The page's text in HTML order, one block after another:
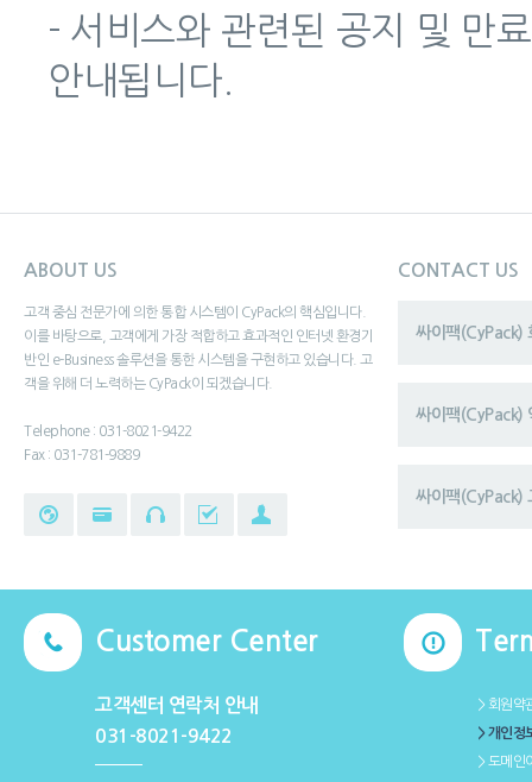
- 서비스와 관련된 공지 및 만
안내됩니다.
ABOUT US
고객 중심 전문가에 의한 통합 시스템이 CyPack의 핵심입니다.
이를 바탕으로, 고객에게 가장 적합하고 효과적인 인터넷 환경기
반인 e-Business 솔루션을 통한 시스템을 구현하고 있습니다. 고
객을 위해 더 노력하는 CyPack이 되겠습니다.
Telephone : 031-8021-9422
Fax : 031-781-9889
CONTACT US
싸이팩(CyPack)
싸이팩(CyPack)
싸이팩(CyPack)
Customer Center
고객센터 연락처 안내
031-8021-9422
＞회원약
＞개인정
＞도메인